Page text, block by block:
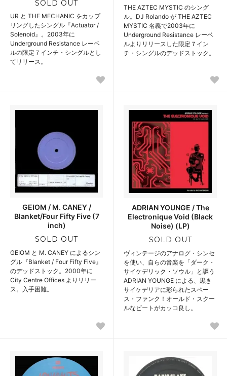
SOLD OUT
UR と THE MECHANIC をカップ
リングしたシングル『Actuator /
Solenoid』。2003年に
Underground Resistance レーベ
ルの限定７インチ・シングルとし
てリリース。
THE AZTEC MYSTIC のシング
ル。DJ Rolando が THE AZTEC
MYSTIC 名義で2003年に
Underground Resistance レーベ
ルよりリリースした限定７イン
チ・シングルのデッドストック。
GEIOM / M. CANEY /
Blanket/Four Fifty Five (7
inch)
SOLD OUT
GEIOM と M. CANEY によるシン
グル『Blanket / Four Fifty Five』
のデッドストック。2000年に
City Centre Offices よりリリー
ス。入手困難。
ADRIAN YOUNGE / The
Electronique Void (Black
Noise) (LP)
SOLD OUT
ヴィンテージのアナログ・シンセ
を使い、自らの音楽を「ダーク・
サイケデリック・ソウル」と謳う
ADRIAN YOUNGE による、黒き
サイケデリアに彩られたスペー
ス・ファンク！オールド・スクー
ルなビートがカッコ良し。